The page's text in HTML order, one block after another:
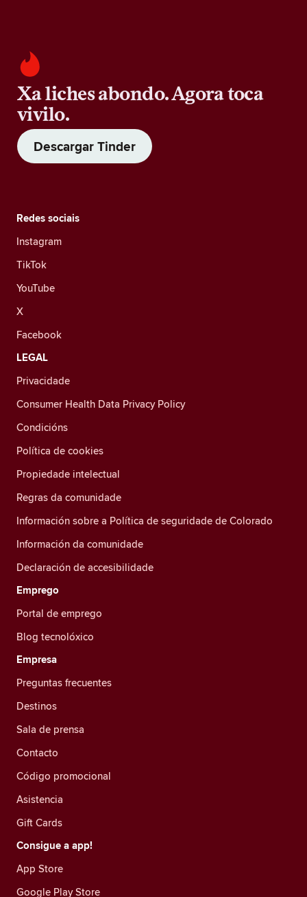
Xa liches abondo. Agora toca
vivilo.
Descargar Tinder
Redes sociais
Instagram
TikTok
YouTube
X
Facebook
LEGAL
Privacidade
Consumer Health Data Privacy Policy
Condicións
Política de cookies
Propiedade intelectual
Regras da comunidade
Información sobre a Política de seguridade de Colorado
Información da comunidade
Declaración de accesibilidade
Emprego
Portal de emprego
Blog tecnolóxico
Empresa
Preguntas frecuentes
Destinos
Sala de prensa
Contacto
Código promocional
Asistencia
Gift Cards
Consigue a app!
App Store
Google Play Store